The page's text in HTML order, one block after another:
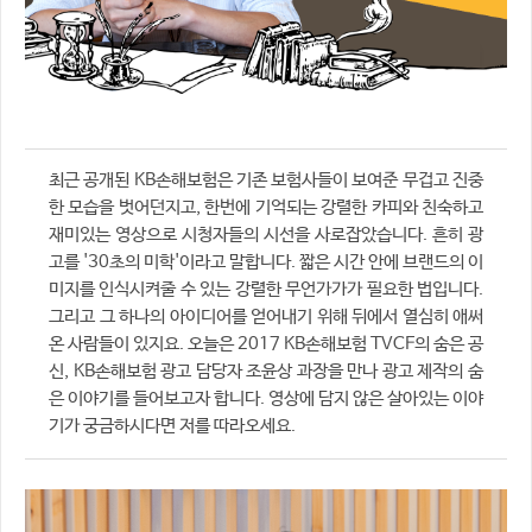
최근 공개된 KB손해보험은 기존 보험사들이 보여준 무겁고 진중
한 모습을 벗어던지고, 한번에 기억되는 강렬한 카피와 친숙하고
재미있는 영상으로 시청자들의 시선을 사로잡았습니다. 흔히 광
고를 '30초의 미학'이라고 말합니다. 짧은 시간 안에 브랜드의 이
미지를 인식시켜줄 수 있는 강렬한 무언가가가 필요한 법입니다.
그리고 그 하나의 아이디어를 얻어내기 위해 뒤에서 열심히 애써
온 사람들이 있지요. 오늘은 2017 KB손해보험 TVCF의 숨은 공
신, KB손해보험 광고 담당자 조윤상 과장을 만나 광고 제작의 숨
은 이야기를 들어보고자 합니다. 영상에 담지 않은 살아있는 이야
기가 궁금하시다면 저를 따라오세요.